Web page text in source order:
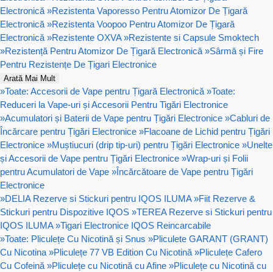
Electronică »Rezistenta Vaporesso Pentru Atomizor De Țigară
Electronică »Rezistenta Voopoo Pentru Atomizor De Țigară
Electronică »Rezistente OXVA »Rezistente si Capsule Smoktech
»Rezistență Pentru Atomizor De Țigară Electronică »Sârmă și Fire
Pentru Rezistențe De Țigari Electronice
Arată Mai Mult
»Toate: Accesorii de Vape pentru Țigară Electronică »Toate:
Reduceri la Vape-uri și Accesorii Pentru Tigări Electronice
»Acumulatori și Baterii de Vape pentru Țigări Electronice »Cabluri de
Încărcare pentru Țigări Electronice »Flacoane de Lichid pentru Țigări
Electronice »Muștiucuri (drip tip-uri) pentru Țigări Electronice »Unelte
și Accesorii de Vape pentru Țigări Electronice »Wrap-uri și Folii
pentru Acumulatori de Vape »Încărcătoare de Vape pentru Țigări
Electronice
»DELIA Rezerve si Stickuri pentru IQOS ILUMA »Fiit Rezerve &
Stickuri pentru Dispozitive IQOS »TEREA Rezerve si Stickuri pentru
IQOS ILUMA »Tigari Electronice IQOS Reincarcabile
»Toate: Pliculețe Cu Nicotină și Snus »Pliculete GARANT (GRANT)
Cu Nicotina »Pliculețe 77 VB Edition Cu Nicotină »Pliculețe Cafero
Cu Cofeină »Pliculețe cu Nicotină cu Afine »Pliculețe cu Nicotină cu